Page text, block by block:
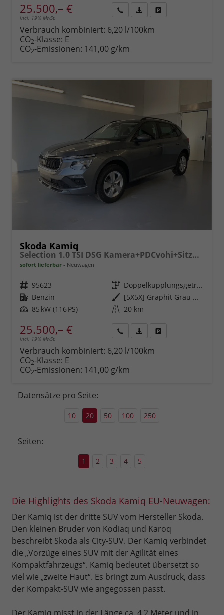
25.500,– €
incl. 19% MwSt.
anfordern
Datei,
Verbrauch kombiniert: 6,20 l/100km
CO2-Klasse: E
CO2-Emissionen: 141,00 g/km
Skoda Kamiq
Selection 1.0 TSI DSG Kamera+PDCvohi+Sitzheizung+AppConnect+Sunset+Alu16
sofort lieferbar Neuwagen
Fahrzeugnr. 95623 Getriebe
Doppelkupplungsgetriebe (DSG)
Kraftstoff Benzin Außenfarbe
[5X5X] Graphit Grau Metallic
Leistung 85 kW (116 PS) Kilometerstand 20 km
25.500,– €
incl. 19% MwSt.
anfordern
Datei,
Verbrauch kombiniert: 6,20 l/100km
CO2-Klasse: E
CO2-Emissionen: 141,00 g/km
Datensätze pro Seite:
10 20 50 100 250
Seiten:
1 2 3 4 5
Die Highlights des Skoda Kamiq EU-Neuwagen:
Der Kamiq ist der dritte SUV vom Hersteller Skoda.
Den kleinen Bruder von Kodiaq und Karoq
beschreibt Skoda als City-SUV. Der Kamiq verbindet
die „Vorzüge eines SUV mit der Agilität eines
Kompaktfahrzeugs“. Kamiq bedeutet übersetzt so
viel wie „zweite Haut“. Es bringt zum Ausdruck, dass
der Kompakt-SUV wie angegossen passt.